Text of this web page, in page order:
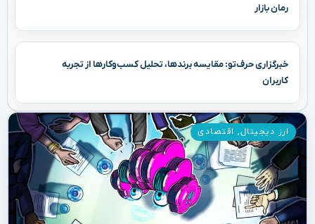
رمان بازار
خبرگزاری حرف‌تو: مقایسه برندها، تحلیل کسب‌وکارها از تجربه
کاربران
ارز دیجیتال, اقتصادی